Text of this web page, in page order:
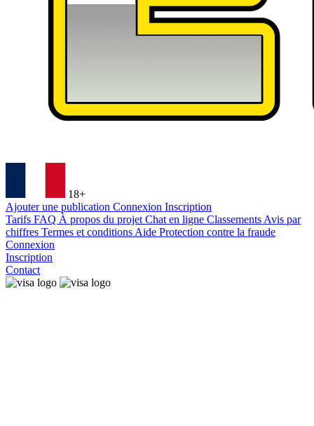
18+
Ajouter une publication Connexion Inscription
Tarifs FAQ À propos du projet Chat en ligne Classements Avis par
chiffres Termes et conditions Aide Protection contre la fraude
Connexion
Inscription
Contact